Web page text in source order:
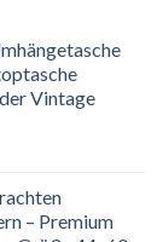
Vintage
– Premium